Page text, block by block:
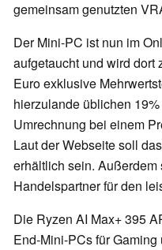
gemeinsam genutzten
Der Mini-PC ist nun im
aufgetaucht und wird dort
Euro exklusive
hierzulande üblichen
Umrechnung bei einem
Laut der Webseite soll
erhältlich sein.
Handelspartner für den
Die Ryzen AI Max+ 395
End-Mini-PCs für